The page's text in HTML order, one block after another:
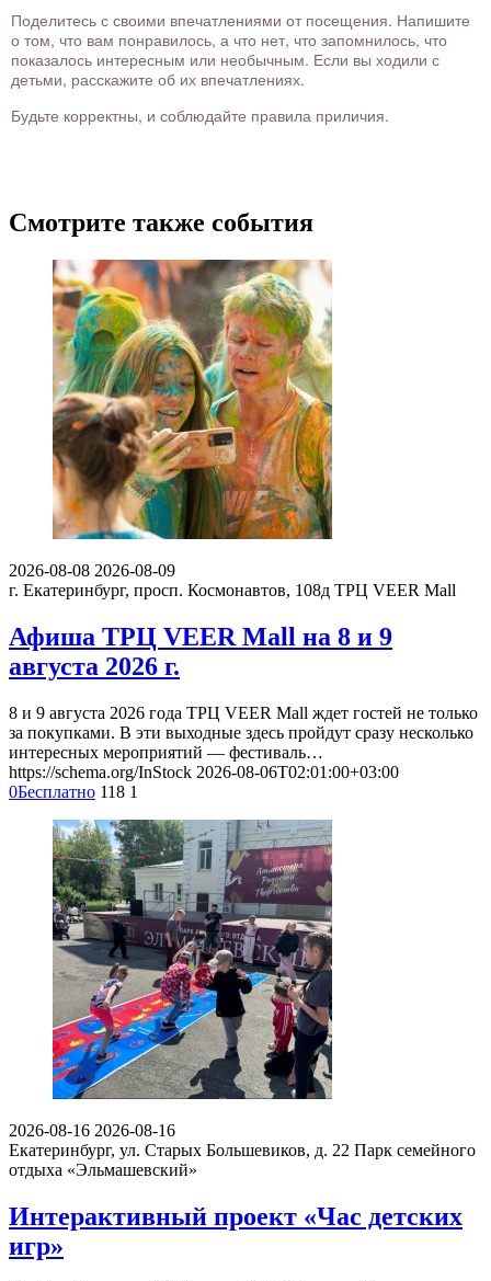
Поделитесь с своими впечатлениями от посещения. Напишите
о том, что вам понравилось, а что нет, что запомнилось, что
показалось интересным или необычным. Если вы ходили с
детьми, расскажите об их впечатлениях.
Будьте корректны, и соблюдайте правила приличия.
Смотрите также события
2026-08-08 2026-08-09
г. Екатеринбург, просп. Космонавтов, 108д ТРЦ VEER Mall
Афиша ТРЦ VEER Mall на 8 и 9
августа 2026 г.
8 и 9 августа 2026 года ТРЦ VEER Mall ждет гостей не только
за покупками. В эти выходные здесь пройдут сразу несколько
интересных мероприятий — фестиваль…
https://schema.org/InStock 2026-08-06T02:01:00+03:00
0Бесплатно 118 1
2026-08-16 2026-08-16
Екатеринбург, ул. Старых Большевиков, д. 22 Парк семейного
отдыха «Эльмашевский»
Интерактивный проект «Час детских
игр»